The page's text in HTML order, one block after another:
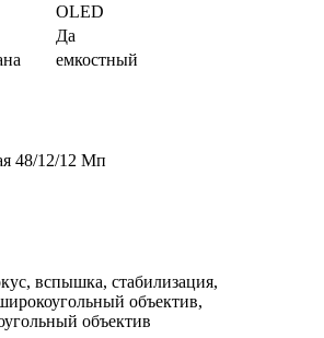
OLED
Да
емкостный
48/12/12 Мп
вспышка, стабилизация,
объектив,
объектив